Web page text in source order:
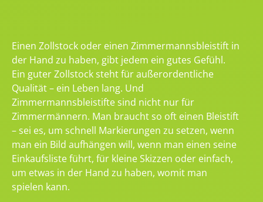
Einen Zollstock oder einen Zimmermannsbleistift in
der Hand zu haben, gibt jedem ein gutes Gefühl.
Ein guter Zollstock steht für außerordentliche
Qualität – ein Leben lang. Und
Zimmermannsbleistifte sind nicht nur für
Zimmermännern. Man braucht so oft einen Bleistift
– sei es, um schnell Markierungen zu setzen, wenn
man ein Bild aufhängen will, wenn man einen seine
Einkaufsliste führt, für kleine Skizzen oder einfach,
um etwas in der Hand zu haben, womit man
spielen kann.